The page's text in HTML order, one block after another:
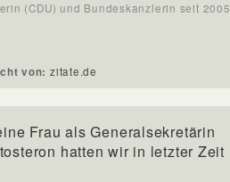
(CDU) und Bundeskanzlerin seit 2005
von: zitate.de
Frau als Generalsekretärin
hatten wir in letzter Zeit